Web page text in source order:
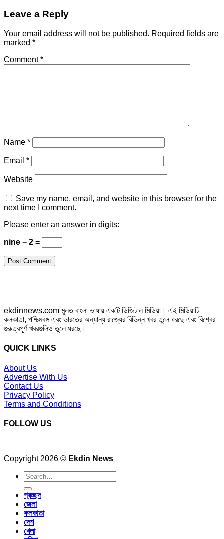
Leave a Reply
Your email address will not be published. Required fields are
marked *
Comment*
Name *
Email *
Website
Save my name, email, and website in this browser for the
next time I comment.
Please enter an answer in digits:
nine − 2 =
ekdinnews.com মূলত বাংলা ভাষায় একটি ডিজিটাল মিডিয়া। এই মিডিয়াটি
কলকাতা, পশ্চিমবঙ্গ এবং ভারতের অন্যান্য রাজ্যের বিভিন্ন খবর তুলে ধরছে এবং বিশ্বের
গুরুত্বপূর্ণ খবরগুলিও তুলে ধরছে।
QUICK LINKS
About Us
Advertise With Us
Contact Us
Privacy Policy
Terms and Conditions
FOLLOW US
Copyright 2026 © Ekdin News
প্রচ্ছদ
জেলা
কলকাতা
দেশ
খেলা